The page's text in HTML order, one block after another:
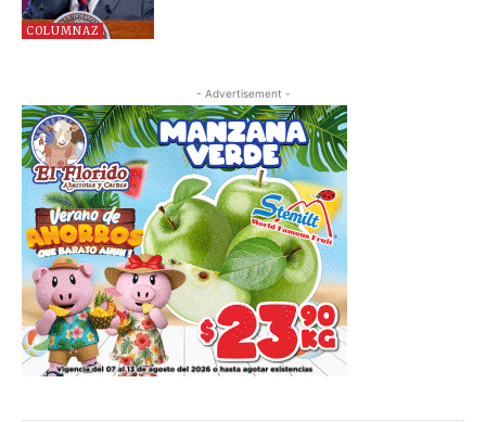
COLUMNAZ
- Advertisement -